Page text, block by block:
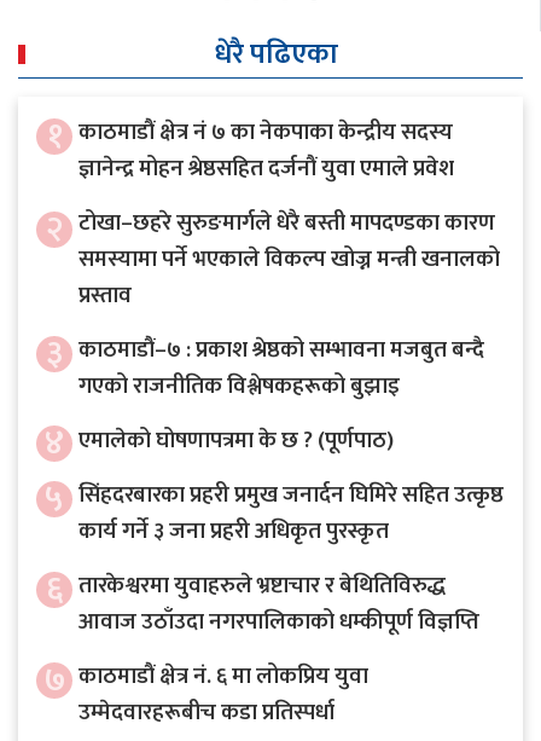
धेरै पढिएका
१ काठमाडौं क्षेत्र नं ७ का नेकपाका केन्द्रीय सदस्य
ज्ञानेन्द्र मोहन श्रेष्ठसहित दर्जनौं युवा एमाले प्रवेश
२ टोखा–छहरे सुरुङमार्गले धेरै बस्ती मापदण्डका कारण
समस्यामा पर्ने भएकाले विकल्प खोज्न मन्त्री खनालको
प्रस्ताव
३ काठमाडौं–७ : प्रकाश श्रेष्ठको सम्भावना मजबुत बन्दै
गएको राजनीतिक विश्लेषकहरूको बुझाइ
४ एमालेको घोषणापत्रमा के छ ? (पूर्णपाठ)
५ सिंहदरबारका प्रहरी प्रमुख जनार्दन घिमिरे सहित उत्कृष्ठ
कार्य गर्ने ३ जना प्रहरी अधिकृत पुरस्कृत
६ तारकेश्वरमा युवाहरुले भ्रष्टाचार र बेथितिविरुद्ध
आवाज उठाँउदा नगरपालिकाको धम्कीपूर्ण विज्ञप्ति
७ काठमाडौं क्षेत्र नं. ६ मा लोकप्रिय युवा
उम्मेदवारहरूबीच कडा प्रतिस्पर्धा